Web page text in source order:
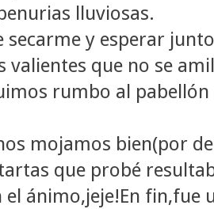
lluviosas.
secarme y esperar
valientes que no se
rumbo al
mojamos bien(por
que probé
el ánimo,jeje!En fin,fue